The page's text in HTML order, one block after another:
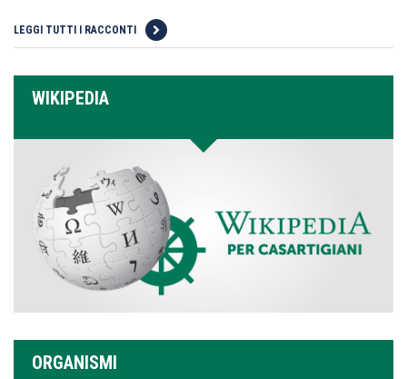
LEGGI TUTTI I RACCONTI
WIKIPEDIA
ORGANISMI